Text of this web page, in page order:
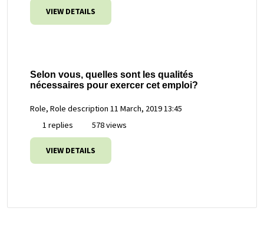
VIEW DETAILS
Selon vous, quelles sont les qualités
nécessaires pour exercer cet emploi?
Role, Role description 11 March, 2019 13:45
1 replies
578 views
VIEW DETAILS